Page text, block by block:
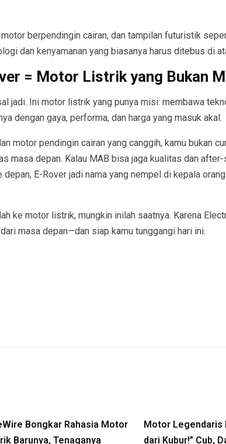
berpendingin cairan, dan tampilan futuristik
dan kenyamanan yang biasanya harus ditebus di
= Motor Listrik yang Bukan
jadi. Ini motor listrik yang punya misi: membawa
dengan gaya, performa, dan harga yang masuk akal.
motor pendingin cairan yang canggih, kamu bukan
masa depan. Kalau MAB bisa jaga kualitas dan
E-Rover jadi nama yang nempel di kepala
ke motor listrik, mungkin inilah saatnya. Karena
masa depan—dan siap kamu tunggangi hari ini.
Bongkar Rahasia Motor
Barunya, Tenaganya
Motor Legendaris
dari Kubur!” Cub,